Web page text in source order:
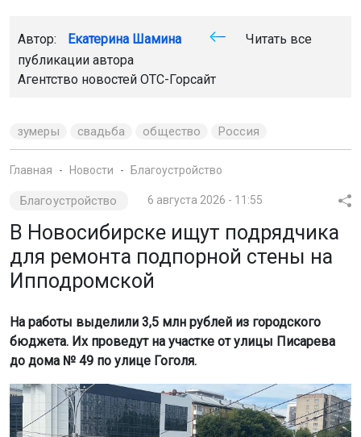
Автор: Екатерина Шамина
Читать все
публикации автора
Агентство новостей ОТС-Горсайт
зумеры свадьба общество Россия
Главная Новости Благоустройство
Благоустройство 6 августа 2026 - 11:55
В Новосибирске ищут подрядчика
для ремонта подпорной стены на
Ипподромской
На работы выделили 3,5 млн рублей из городского
бюджета. Их проведут на участке от улицы Писарева
до дома № 49 по улице Гоголя.